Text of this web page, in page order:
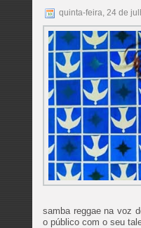
quinta-feira, 24 de
samba reggae na voz
o público com o seu